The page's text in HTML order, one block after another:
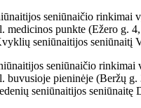
seniūnaičio rinkimai
medicinos punkte (Ežero g.
seniūnaitijos seniūnaitį
seniūnaičio rinkimai
buvusioje pieninėje (Beržų
seniūnaitijos seniūnaitę